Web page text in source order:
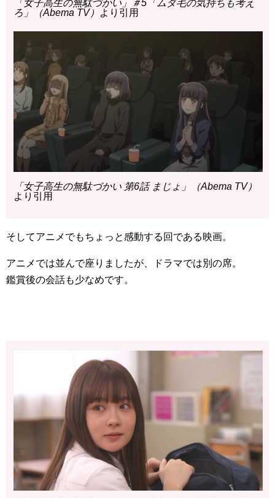
「女子高生の無駄づかい」＃5「ムダ毛の気持ちも考え
ろ」（Abema TV）
より引用
「女子高生の無駄づかい 第6話 まじょ」（Abema TV）
より引用
そしてアニメでもちょっと感動する回である映画。
アニメでは並んで座りましたが、ドラマでは別の席。
鑑賞後の会話も少なめです。